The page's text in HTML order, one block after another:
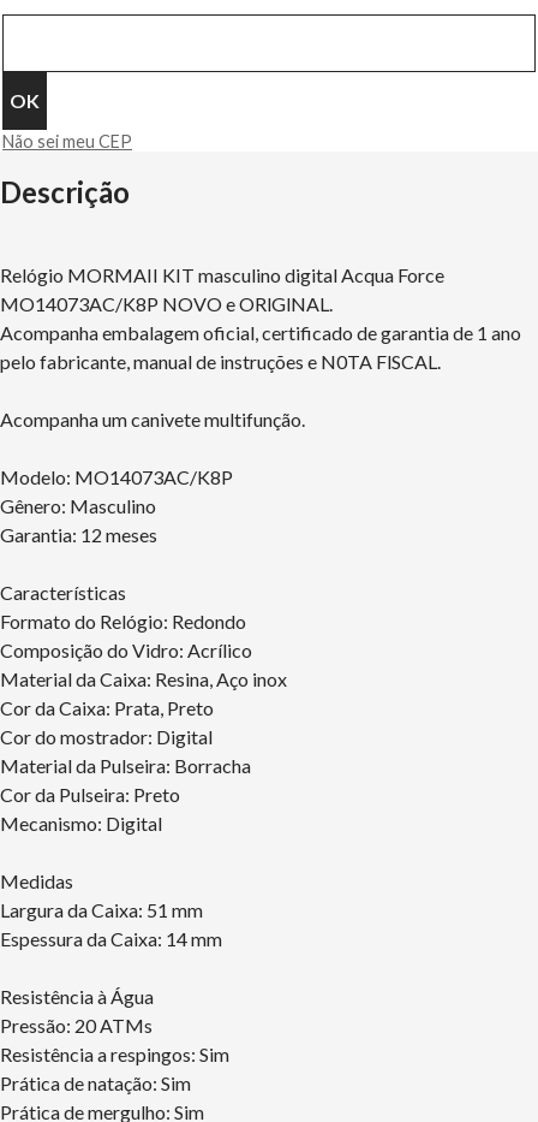
Não sei meu CEP
Descrição
Relógio MORMAII KIT masculino digital Acqua Force
MO14073AC/K8P NOVO e ORlGlNAL.
Acompanha embalagem oficial, certificado de garantia de 1 ano
pelo fabricante, manual de instruções e N0TA FlSCAL.
Acompanha um canivete multifunção.
Modelo: MO14073AC/K8P
Gênero: Masculino
Garantia: 12 meses
Características
Formato do Relógio: Redondo
Composição do Vidro: Acrílico
Material da Caixa: Resina, Aço inox
Cor da Caixa: Prata, Preto
Cor do mostrador: Digital
Material da Pulseira: Borracha
Cor da Pulseira: Preto
Mecanismo: Digital
Medidas
Largura da Caixa: 51 mm
Espessura da Caixa: 14 mm
Resistência à Água
Pressão: 20 ATMs
Resistência a respingos: Sim
Prática de natação: Sim
Prática de mergulho: Sim